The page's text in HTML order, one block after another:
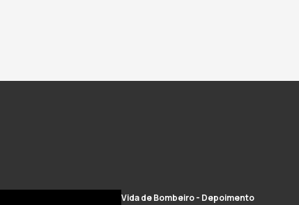
Vida de Bombeiro - Depoimento